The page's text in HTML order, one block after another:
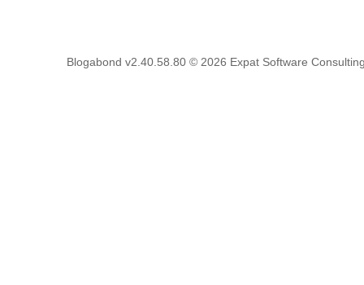
Blogabond v2.40.58.80 © 2026 Expat Software